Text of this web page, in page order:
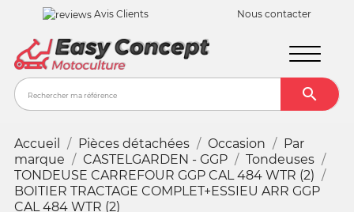
Avis Clients Nous contacter

Accueil Pièces détachées Occasion
Par
marque
CASTELGARDEN - GGP
Tondeuses
TONDEUSE CARREFOUR GGP CAL 484 WTR (2)
BOITIER TRACTAGE COMPLET+ESSIEU ARR GGP
CAL 484 WTR (2)